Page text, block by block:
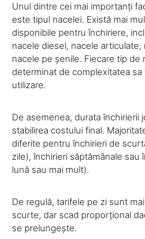
Unul dintre cei mai importanți
este tipul nacelei. Există mai
disponibile pentru închiriere,
nacele diesel, nacele
nacele pe șenile. Fiecare tip de
determinat de complexitatea
utilizare.
De asemenea, durata închirierii
stabilirea costului final.
diferite pentru închirieri de
zile), închirieri săptămânale
lună sau mai mult).
De regulă, tarifele pe zi sunt
scurte, dar scad proporțional
se prelungește.